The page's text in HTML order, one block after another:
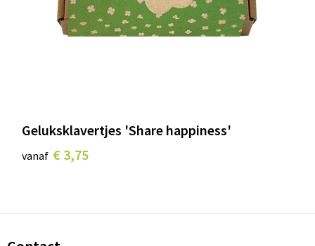
Geluksklavertjes 'Share happiness'
vanaf € 3,75